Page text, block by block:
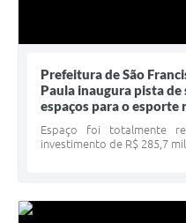
Prefeitura de São
Paula inaugura pista
espaços para o esporte
Espaço foi totalmente
investimento de R$ 285,7 mil